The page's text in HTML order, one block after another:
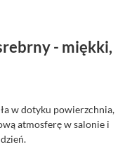
- miękki,
w dotyku powierzchnia,
atmosferę w salonie i